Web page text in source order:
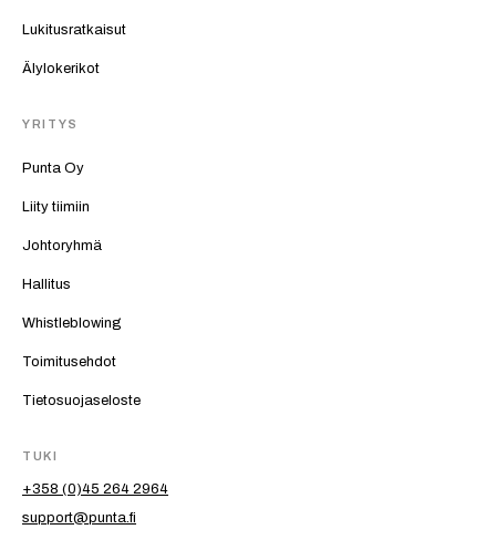
Lukitusratkaisut
Älylokerikot
YRITYS
Punta Oy
Liity tiimiin
Johtoryhmä
Hallitus
Whistleblowing
Toimitusehdot
Tietosuojaseloste
TUKI
+358 (0)45 264 2964
support@punta.fi